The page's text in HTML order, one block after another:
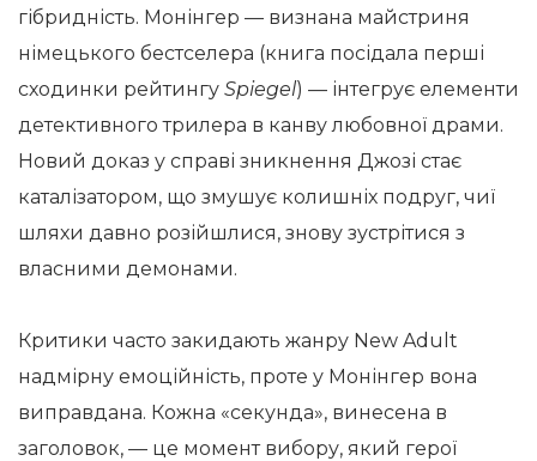
гібридність. Монінгер — визнана майстриня
німецького бестселера (книга посідала перші
сходинки рейтингу Spiegel) — інтегрує елементи
детективного трилера в канву любовної драми.
Новий доказ у справі зникнення Джозі стає
каталізатором, що змушує колишніх подруг, чиї
шляхи давно розійшлися, знову зустрітися з
власними демонами.
Критики часто закидають жанру New Adult
надмірну емоційність, проте у Монінгер вона
виправдана. Кожна «секунда», винесена в
заголовок, — це момент вибору, який герої